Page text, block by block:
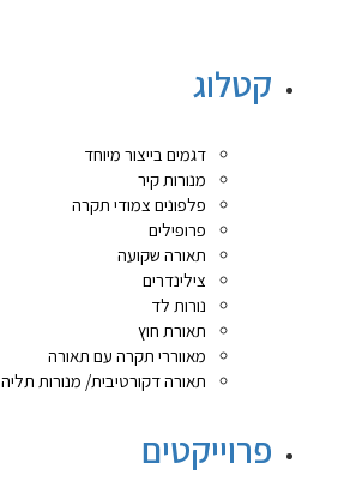
קטלוג
דגמים בייצור מיוחד
מנורות קיר
פלפונים צמודי תקרה
פרופילים
תאורה שקועה
צילינדרים
נורות לד
תאורת חוץ
מאווררי תקרה עם תאורה
תאורה דקורטיבית/ מנורות תליה
פרוייקטים